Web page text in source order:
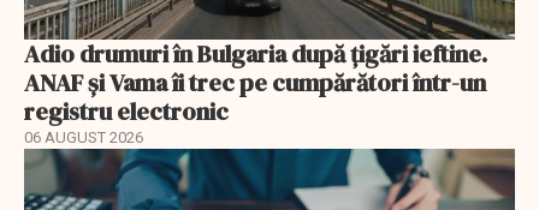
Adio drumuri în Bulgaria după țigări ieftine.
ANAF și Vama îi trec pe cumpărători într-un
registru electronic
06 AUGUST 2026